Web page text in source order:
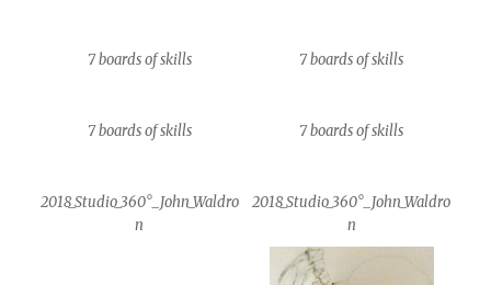
7 boards of skills 7 boards of skills
7 boards of skills 7 boards of skills
2018_Studio_360°_John_Waldro
n
2018_Studio_360°_John_Waldro
n